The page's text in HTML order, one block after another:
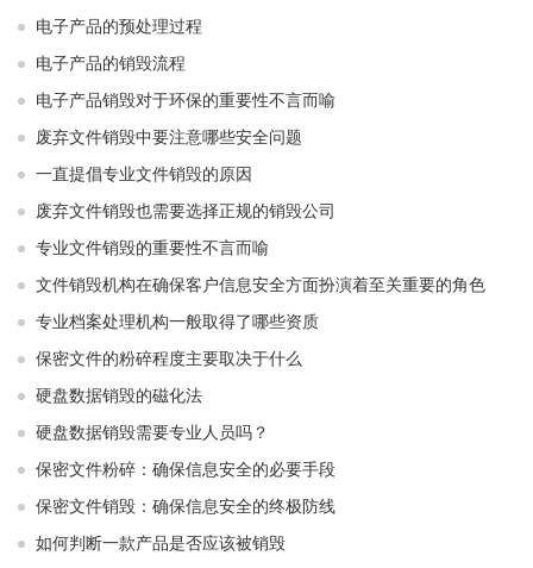
电子产品的预处理过程
电子产品的销毁流程
电子产品销毁对于环保的重要性不言而喻
废弃文件销毁中要注意哪些安全问题
一直提倡专业文件销毁的原因
废弃文件销毁也需要选择正规的销毁公司
专业文件销毁的重要性不言而喻
文件销毁机构在确保客户信息安全方面扮演着至关重要的角色
专业档案处理机构一般取得了哪些资质
保密文件的粉碎程度主要取决于什么
硬盘数据销毁的磁化法
硬盘数据销毁需要专业人员吗？
保密文件粉碎：确保信息安全的必要手段
保密文件销毁：确保信息安全的终极防线
如何判断一款产品是否应该被销毁